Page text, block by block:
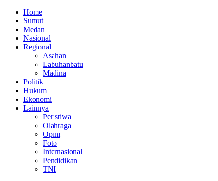
Home
Sumut
Medan
Nasional
Regional
Asahan
Labuhanbatu
Madina
Politik
Hukum
Ekonomi
Lainnya
Peristiwa
Olahraga
Opini
Foto
Internasional
Pendidikan
TNI